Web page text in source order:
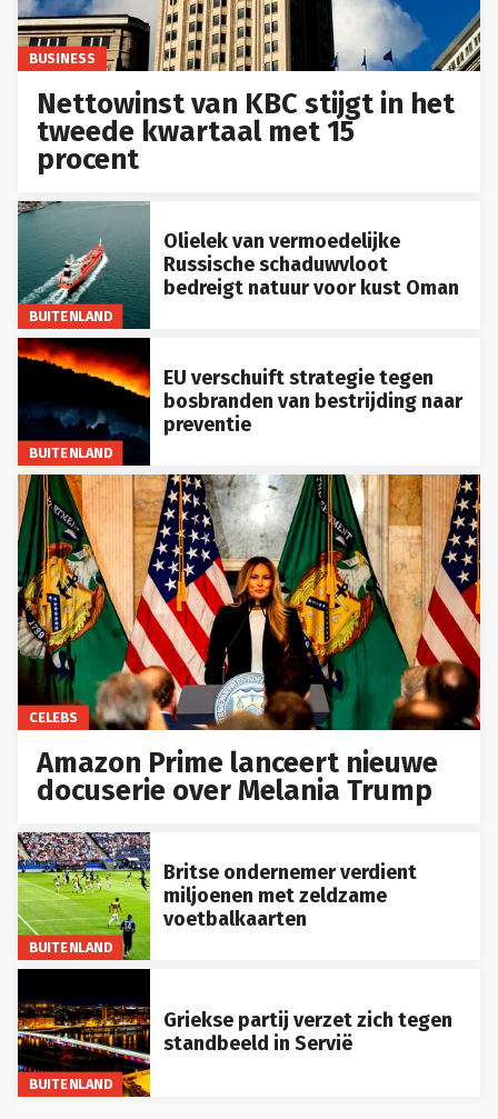
BUSINESS
Nettowinst van KBC stijgt in het
tweede kwartaal met 15
procent
BUITENLAND
Olielek van vermoedelijke
Russische schaduwvloot
bedreigt natuur voor kust Oman
BUITENLAND
EU verschuift strategie tegen
bosbranden van bestrijding naar
preventie
CELEBS
Amazon Prime lanceert nieuwe
docuserie over Melania Trump
BUITENLAND
Britse ondernemer verdient
miljoenen met zeldzame
voetbalkaarten
BUITENLAND
Griekse partij verzet zich tegen
standbeeld in Servië